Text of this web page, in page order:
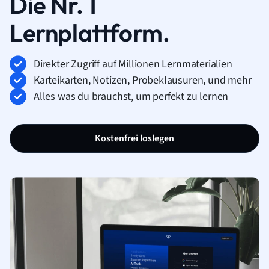
Lernplattform.
Direkter Zugriff auf Millionen Lernmaterialien
Karteikarten, Notizen, Probeklausuren, und mehr
Alles was du brauchst, um perfekt zu lernen
Kostenfrei loslegen